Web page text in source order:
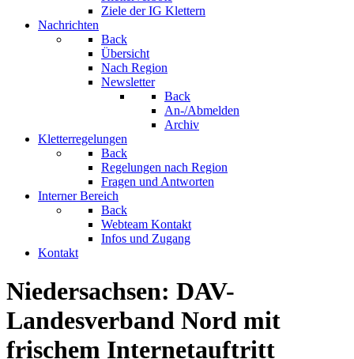
Ziele der IG Klettern
Nachrichten
Back
Übersicht
Nach Region
Newsletter
Back
An-/Abmelden
Archiv
Kletterregelungen
Back
Regelungen nach Region
Fragen und Antworten
Interner Bereich
Back
Webteam Kontakt
Infos und Zugang
Kontakt
Niedersachsen: DAV-
Landesverband Nord mit
frischem Internetauftritt